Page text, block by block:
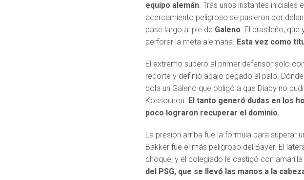
equipo alemán. Tras unos instantes iniciales
acercamiento peligroso se pusieron por
pase largo al pie de Galeno. El brasileño,
perforar la meta alemana. Esta vez como
El extremo superó al primer defensor solo
recorte y definió abajo pegado al palo.
bola un Galeno que obligó a que Diaby no
Kossounou. El tanto generó dudas en los
poco lograron recuperar el dominio.
La presión arriba fue la fórmula para superar
Bakker fue el más peligroso del Bayer. El
choque, y el colegiado le castigó con amarilla
del PSG, que se llevó las manos a la